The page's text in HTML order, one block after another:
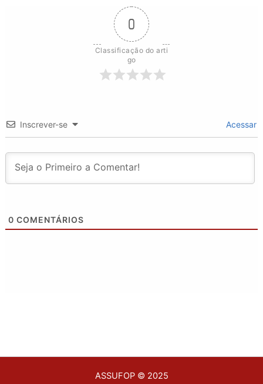
0
Classificação do arti
go
Inscrever-se Acessar
0 COMENTÁRIOS
ASSUFOP © 2025